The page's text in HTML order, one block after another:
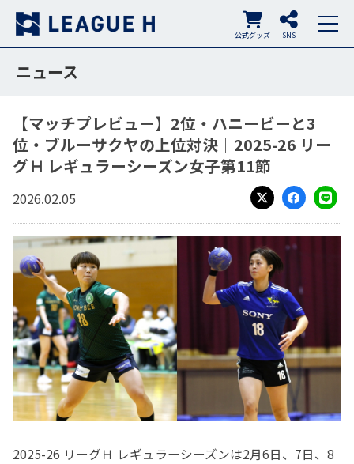
SNS
公式グッズ
ニュース
【マッチプレビュー】2位・ハニービーと3
位・ブルーサクヤの上位対決│2025-26 リー
グＨ レギュラーシーズン女子第11節
2026.02.05
X
Facebook
LINE
2025-26 リーグＨ レギュラーシーズンは2月6日、7日、8